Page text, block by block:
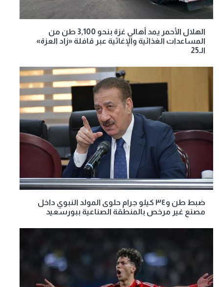
الهلال الأحمر يمد أهالي غزة بنحو 3,100 طن من
المساعدات الغذائية والإغاثية عبر قافلة «زاد العزة»
الـ25
ضبط طن و٣٤ كيلو جرام حلوى المولد النبوي داخل
مصنع غير مرخص بالمنطقة الصناعية ببورسعيد